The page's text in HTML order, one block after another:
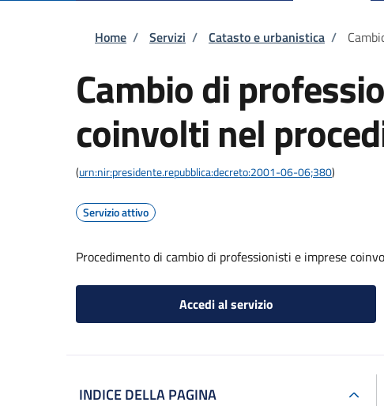
Briciole di pane
Home / Servizi / Catasto e urbanistica /
Cambio di
coinvolti nel
(urn:nir:presidente.repubblica:decreto:2001-06-06;380)
Servizio attivo
Procedimento di cambio di professionisti e imprese
Accedi al servizio
INDICE DELLA PAGINA